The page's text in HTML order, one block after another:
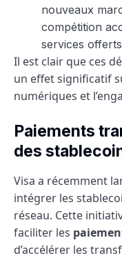
nouveaux
compétition
services
Il est clair que ces
un effet significatif
numériques et
Paiements
des
Visa a récemment
intégrer les
réseau. Cette
faciliter les
d’accélérer les